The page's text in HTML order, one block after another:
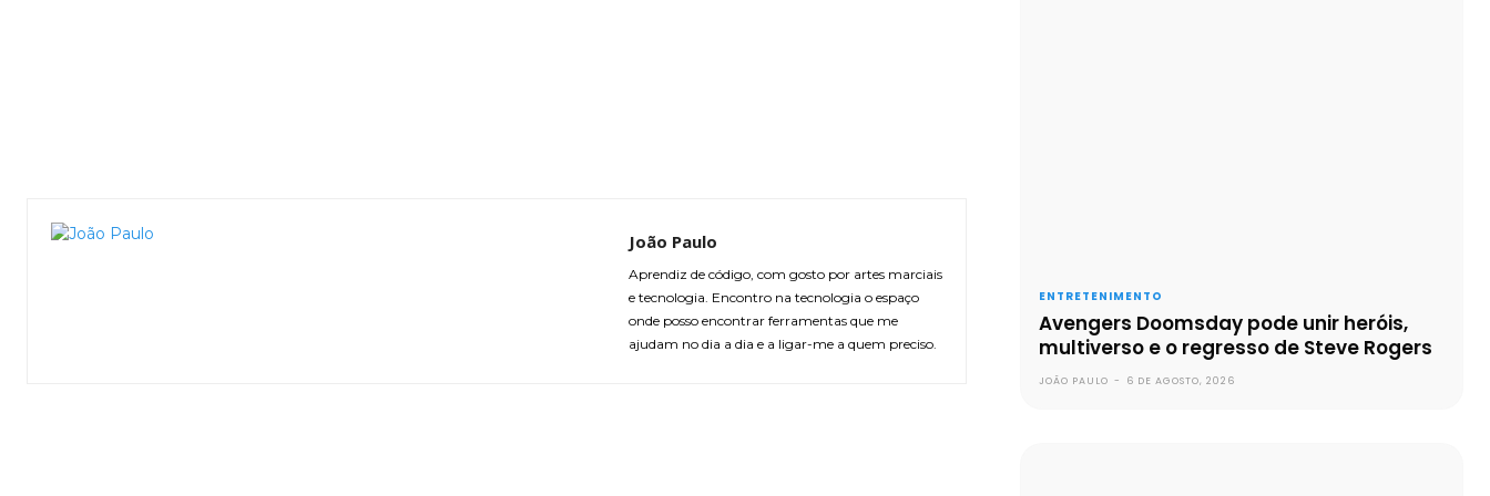
João Paulo
Aprendiz de código, com gosto por artes marciais
e tecnologia. Encontro na tecnologia o espaço
onde posso encontrar ferramentas que me
ajudam no dia a dia e a ligar-me a quem preciso.
ENTRETENIMENTO
Avengers Doomsday pode unir heróis,
multiverso e o regresso de Steve Rogers
JOÃO PAULO - 6 DE AGOSTO, 2026